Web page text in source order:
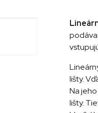
lišty.
Na
lišty.